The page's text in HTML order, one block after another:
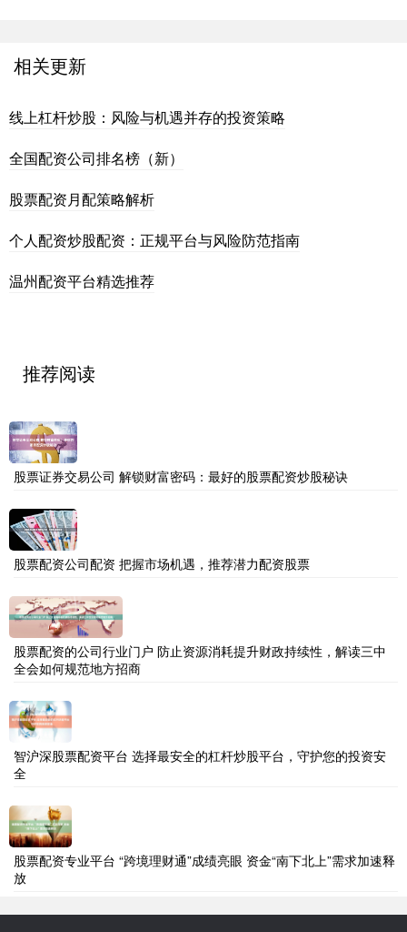
相关更新
线上杠杆炒股：风险与机遇并存的投资策略
全国配资公司排名榜（新）
股票配资月配策略解析
个人配资炒股配资：正规平台与风险防范指南
温州配资平台精选推荐
推荐阅读
股票证券交易公司 解锁财富密码：最好的股票配资炒股秘诀
股票配资公司配资 把握市场机遇，推荐潜力配资股票
股票配资的公司行业门户 防止资源消耗提升财政持续性，解读三中
全会如何规范地方招商
智沪深股票配资平台 选择最安全的杠杆炒股平台，守护您的投资安
全
股票配资专业平台 “跨境理财通”成绩亮眼 资金“南下北上”需求加速释
放